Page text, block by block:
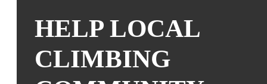
HELP LOCAL
CLIMBING